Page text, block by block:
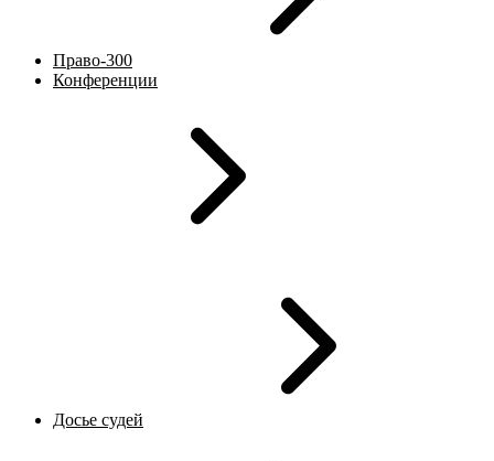
Право-300
Конференции
Досье судей